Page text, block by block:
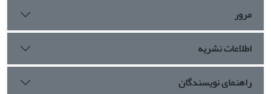
مرور
اطلاعات نشریه
راهنمای نویسندگان